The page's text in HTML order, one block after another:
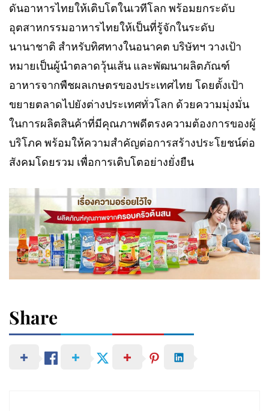
ดันอาหารไทยให้เติบโตในเวทีโลก พร้อมยกระดับ
อุตสาหกรรมอาหารไทยให้เป็นที่รู้จักในระดับ
นานาชาติ สำหรับทิศทางในอนาคต บริษัทฯ วางเป้า
หมายเป็นผู้นำตลาดวุ้นเส้น และพัฒนาผลิตภัณฑ์
อาหารจากพืชผลเกษตรของประเทศไทย โดยตั้งเป้า
ขยายตลาดไปยังต่างประเทศทั่วโลก ด้วยความมุ่งมั่น
ในการผลิตสินค้าที่มีคุณภาพดีตรงความต้องการของผู้
บริโภค พร้อมให้ความสำคัญต่อการสร้างประโยชน์ต่อ
สังคมโดยรวม เพื่อการเติบโตอย่างยั่งยืน
Share